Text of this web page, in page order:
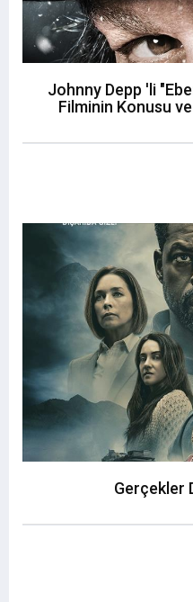
Johnny Depp 'li
Filminin Konusu
Gerçekler